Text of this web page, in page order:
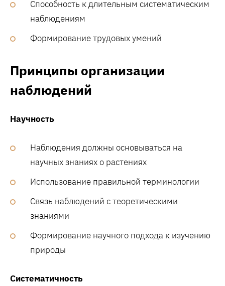
Способность к длительным систематическим
наблюдениям
Формирование трудовых умений
Принципы организации
наблюдений
Научность
Наблюдения должны основываться на
научных знаниях о растениях
Использование правильной терминологии
Связь наблюдений с теоретическими
знаниями
Формирование научного подхода к изучению
природы
Систематичность